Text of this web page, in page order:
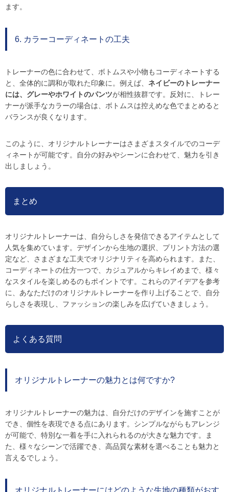
ます。
6. カラーコーディネートの工夫
トレーナーの色に合わせて、ボトムスや小物もコーディネートする
と、全体的に調和が取れた印象に。例えば、 ネイビーのトレーナー
には、グレーやホワイトのパンツが相性抜群です。反対に、トレー
ナーが派手なカラーの場合は、ボトムスは控えめな色でまとめると
バランスが良くなります。
このように、オリジナルトレーナーはさまざまスタイルでのコーデ
ィネートが可能です。自分の好みやシーンに合わせて、魅力を引き
出しましょう。
まとめ
オリジナルトレーナーは、自分らしさを発信できるアイテムとして
人気を集めています。デザインから生地の選択、プリント方法の選
定など、さまざまな工夫でオリジナリティを高められます。また、
コーディネートの仕方一つで、カジュアルからキレイめまで、様々
なスタイルを楽しめるのもポイントです。これらのアイデアを参考
に、あなただけのオリジナルトレーナーを作り上げることで、自分
らしさを表現し、ファッションの楽しみを広げていきましょう。
よくある質問
オリジナルトレーナーの魅力とは何ですか?
オリジナルトレーナーの魅力は、自分だけのデザインを施すことが
でき、個性を表現できる点にあります。シンプルながらもアレンジ
が可能で、特別な一着を手に入れられるのが大きな魅力です。ま
た、様々なシーンで活躍でき、高品質な素材を選べることも魅力と
言えるでしょう。